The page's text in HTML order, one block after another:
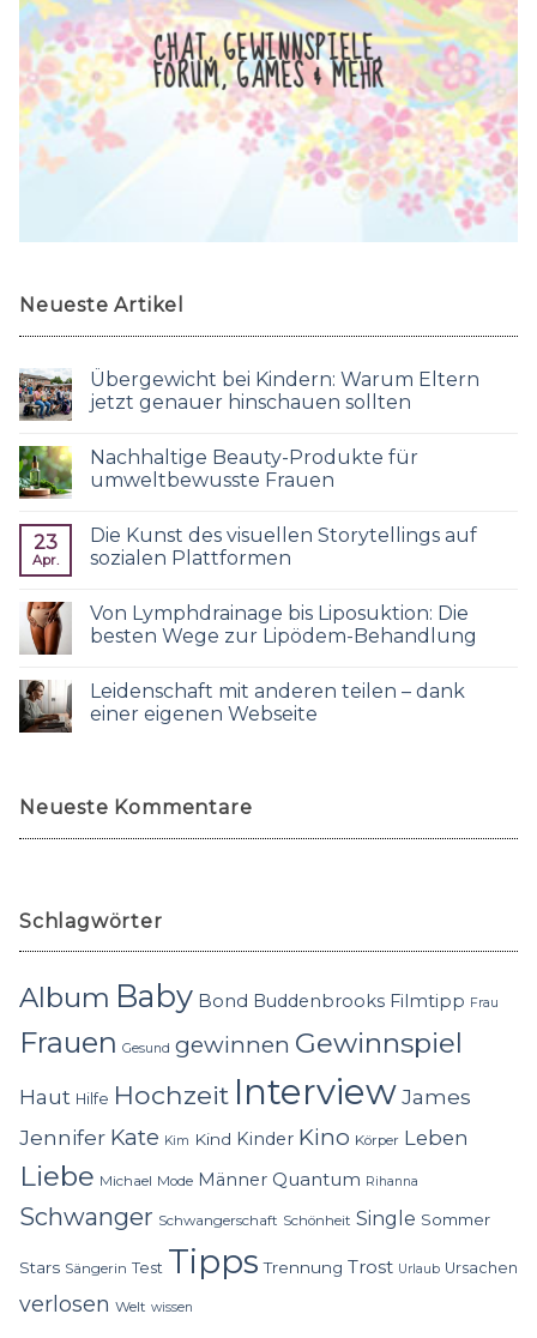
CHAT, GEWINNSPIELE,
FORUM, GAMES & MEHR
Neueste Artikel
Übergewicht bei Kindern: Warum Eltern
jetzt genauer hinschauen sollten
Nachhaltige Beauty-Produkte für
umweltbewusste Frauen
23
Apr.
Die Kunst des visuellen Storytellings auf
sozialen Plattformen
Von Lymphdrainage bis Liposuktion: Die
besten Wege zur Lipödem-Behandlung
Leidenschaft mit anderen teilen – dank
einer eigenen Webseite
Neueste Kommentare
Schlagwörter
Album Baby Bond Buddenbrooks Filmtipp Frau
Frauen Gesund gewinnen Gewinnspiel
Haut Hilfe Hochzeit InterviewJames
Jennifer Kate Kim Kind Kinder Kino Körper Leben
Liebe Michael Mode Männer Quantum Rihanna
Schwanger Schwangerschaft Schönheit Single Sommer
Stars Sängerin Test Tipps Trennung Trost Urlaub Ursachen
verlosen Welt wissen